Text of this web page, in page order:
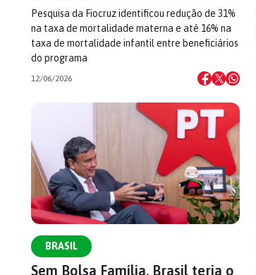
Pesquisa da Fiocruz identificou redução de 31%
na taxa de mortalidade materna e até 16% na
taxa de mortalidade infantil entre beneficiários
do programa
12/06/2026
BRASIL
Sem Bolsa Família, Brasil teria o